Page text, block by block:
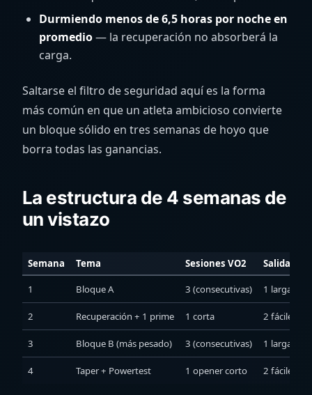
Durmiendo menos de 6,5 horas por noche en
promedio— la recuperación no absorberá la
carga.
Saltarse el filtro de seguridad aquí es la forma
más común en que un atleta ambicioso convierte
un bloque sólido en tres semanas de hoyo que
borra todas las ganancias.
La estructura de 4 semanas de
un vistazo
Semana Tema Sesiones VO2 Salidas Z2
1 Bloque A 3 (consecutivas) 1 larga
2 Recuperación + 1 prime 1 corta 2 fáciles
3 Bloque B (más pesado) 3 (consecutivas) 1 larga
4 Taper + Powertest 1 opener corto 2 fáciles +